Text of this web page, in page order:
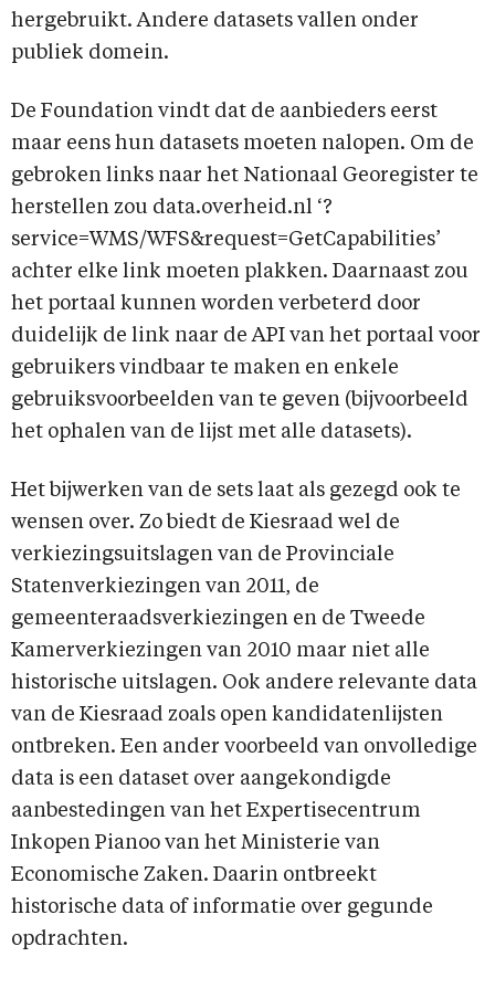
hergebruikt. Andere datasets vallen onder
publiek domein.
De Foundation vindt dat de aanbieders eerst
maar eens hun datasets moeten nalopen. Om de
gebroken links naar het Nationaal Georegister te
herstellen zou data.overheid.nl ‘?
service=WMS/WFS&request=GetCapabilities’
achter elke link moeten plakken. Daarnaast zou
het portaal kunnen worden verbeterd door
duidelijk de link naar de API van het portaal voor
gebruikers vindbaar te maken en enkele
gebruiksvoorbeelden van te geven (bijvoorbeeld
het ophalen van de lijst met alle datasets).
Het bijwerken van de sets laat als gezegd ook te
wensen over. Zo biedt de Kiesraad wel de
verkiezingsuitslagen van de Provinciale
Statenverkiezingen van 2011, de
gemeenteraadsverkiezingen en de Tweede
Kamerverkiezingen van 2010 maar niet alle
historische uitslagen. Ook andere relevante data
van de Kiesraad zoals open kandidatenlijsten
ontbreken. Een ander voorbeeld van onvolledige
data is een dataset over aangekondigde
aanbestedingen van het Expertisecentrum
Inkopen Pianoo van het Ministerie van
Economische Zaken. Daarin ontbreekt
historische data of informatie over gegunde
opdrachten.